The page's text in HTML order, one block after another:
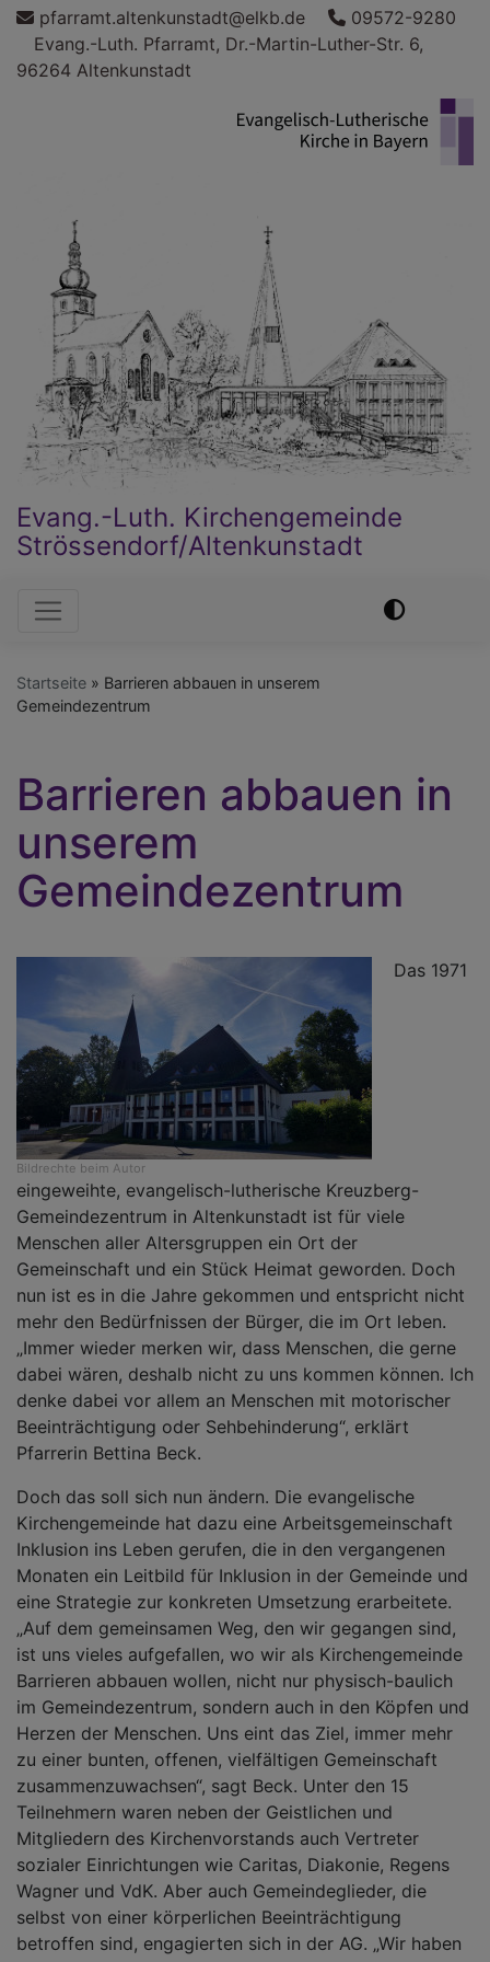
Direkt
Inhalt
pfarramt.altenkunstadt@elkb.de
09572-9280
Evang.-Luth. Pfarramt, Dr.-Martin-Luther-Str. 6,
96264 Altenkunstadt
Evang.-Luth. Kirchengemeinde
Strössendorf/Altenkunstadt
Hauptnavigation
Startseite
Barrieren abbauen in unserem
Gemeindezentrum
Barrieren abbauen in
unserem
Gemeindezentrum
Bildrechte beim Autor
Das 1971
eingeweihte, evangelisch-lutherische Kreuzberg-
Gemeindezentrum in Altenkunstadt ist für viele
Menschen aller Altersgruppen ein Ort der
Gemeinschaft und ein Stück Heimat geworden. Doch
nun ist es in die Jahre gekommen und entspricht nicht
mehr den Bedürfnissen der Bürger, die im Ort leben.
„Immer wieder merken wir, dass Menschen, die gerne
dabei wären, deshalb nicht zu uns kommen können. Ich
denke dabei vor allem an Menschen mit motorischer
Beeinträchtigung oder Sehbehinderung“, erklärt
Pfarrerin Bettina Beck.
Doch das soll sich nun ändern. Die evangelische
Kirchengemeinde hat dazu eine Arbeitsgemeinschaft
Inklusion ins Leben gerufen, die in den vergangenen
Monaten ein Leitbild für Inklusion in der Gemeinde und
eine Strategie zur konkreten Umsetzung erarbeitete.
„Auf dem gemeinsamen Weg, den wir gegangen sind,
ist uns vieles aufgefallen, wo wir als Kirchengemeinde
Barrieren abbauen wollen, nicht nur physisch-baulich
im Gemeindezentrum, sondern auch in den Köpfen und
Herzen der Menschen. Uns eint das Ziel, immer mehr
zu einer bunten, offenen, vielfältigen Gemeinschaft
zusammenzuwachsen“, sagt Beck. Unter den 15
Teilnehmern waren neben der Geistlichen und
Mitgliedern des Kirchenvorstands auch Vertreter
sozialer Einrichtungen wie Caritas, Diakonie, Regens
Wagner und VdK. Aber auch Gemeindeglieder, die
selbst von einer körperlichen Beeinträchtigung
betroffen sind, engagierten sich in der AG. „Wir haben